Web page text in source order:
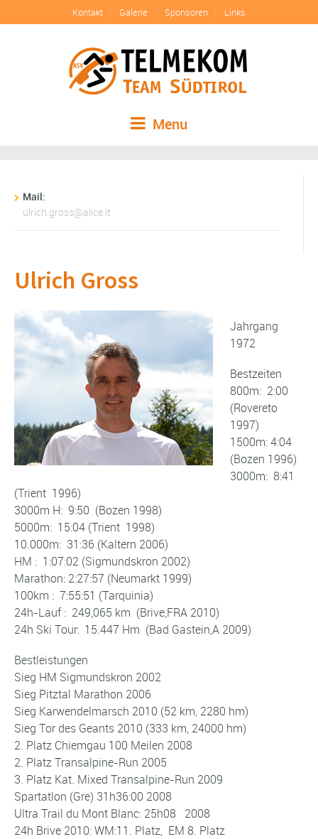
Kontakt Galerie Sponsoren Links
Menu
Mail:
ulrich.gross@alice.it
Ulrich Gross
Jahrgang
1972
Bestzeiten
800m: 2:00
(Rovereto
1997)
1500m: 4:04
(Bozen 1996)
3000m: 8:41
(Trient 1996)
3000m H: 9:50 (Bozen 1998)
5000m: 15:04 (Trient 1998)
10.000m: 31:36 (Kaltern 2006)
HM : 1:07:02 (Sigmundskron 2002)
Marathon: 2:27:57 (Neumarkt 1999)
100km : 7:55:51 (Tarquinia)
24h-Lauf : 249,065 km (Brive,FRA 2010)
24h Ski Tour: 15.447 Hm (Bad Gastein,A 2009)
Bestleistungen
Sieg HM Sigmundskron 2002
Sieg Pitztal Marathon 2006
Sieg Karwendelmarsch 2010 (52 km, 2280 hm)
Sieg Tor des Geants 2010 (333 km, 24000 hm)
2. Platz Chiemgau 100 Meilen 2008
2. Platz Transalpine-Run 2005
3. Platz Kat. Mixed Transalpine-Run 2009
Spartatlon (Gre) 31h36:00 2008
Ultra Trail du Mont Blanc: 25h08 2008
24h Brive 2010: WM:11. Platz, EM 8. Platz